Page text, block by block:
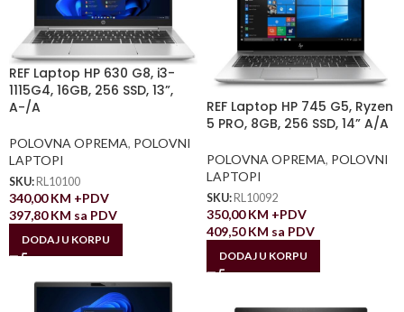
REF Laptop HP 630 G8, i3-
1115G4, 16GB, 256 SSD, 13”,
A-/A
POLOVNA OPREMA, POLOVNI
LAPTOPI
SKU: RL10100
340,00KM +PDV
397,80KM sa PDV
DODAJ U KORPU
REF Laptop HP 745 G5, Ryzen
5 PRO, 8GB, 256 SSD, 14” A/A
POLOVNA OPREMA, POLOVNI
LAPTOPI
SKU: RL10092
350,00KM +PDV
409,50KM sa PDV
DODAJ U KORPU